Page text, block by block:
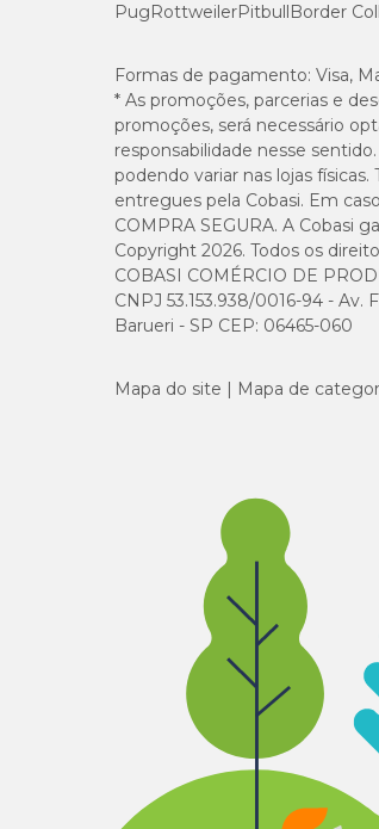
PugRottweilerPitbullBorder
Formas de pagamento: Visa,
* As promoções, parcerias e
promoções, será necessário
responsabilidade nesse
podendo variar nas lojas
entregues pela Cobasi. Em
COMPRA SEGURA. A Cobasi
Copyright 2026. Todos os
COBASI COMÉRCIO DE
CNPJ 53.153.938/0016-94 - Av.
Barueri - SP CEP: 06465-060
Mapa do site Mapa de